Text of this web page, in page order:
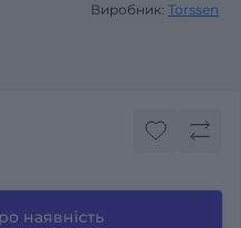
Виробник: Torssen
наявність